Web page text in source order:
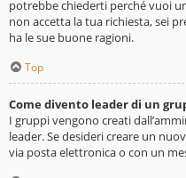
potrebbe chiederti perché vuoi
non accetta la tua richiesta, sei
ha le sue buone ragioni.
Top
Come divento leader di un
I gruppi vengono creati
leader. Se desideri creare un
via posta elettronica o con un